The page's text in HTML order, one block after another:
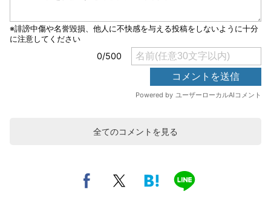
全てのコメントを見る